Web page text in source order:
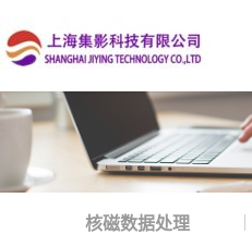
核磁数据处理